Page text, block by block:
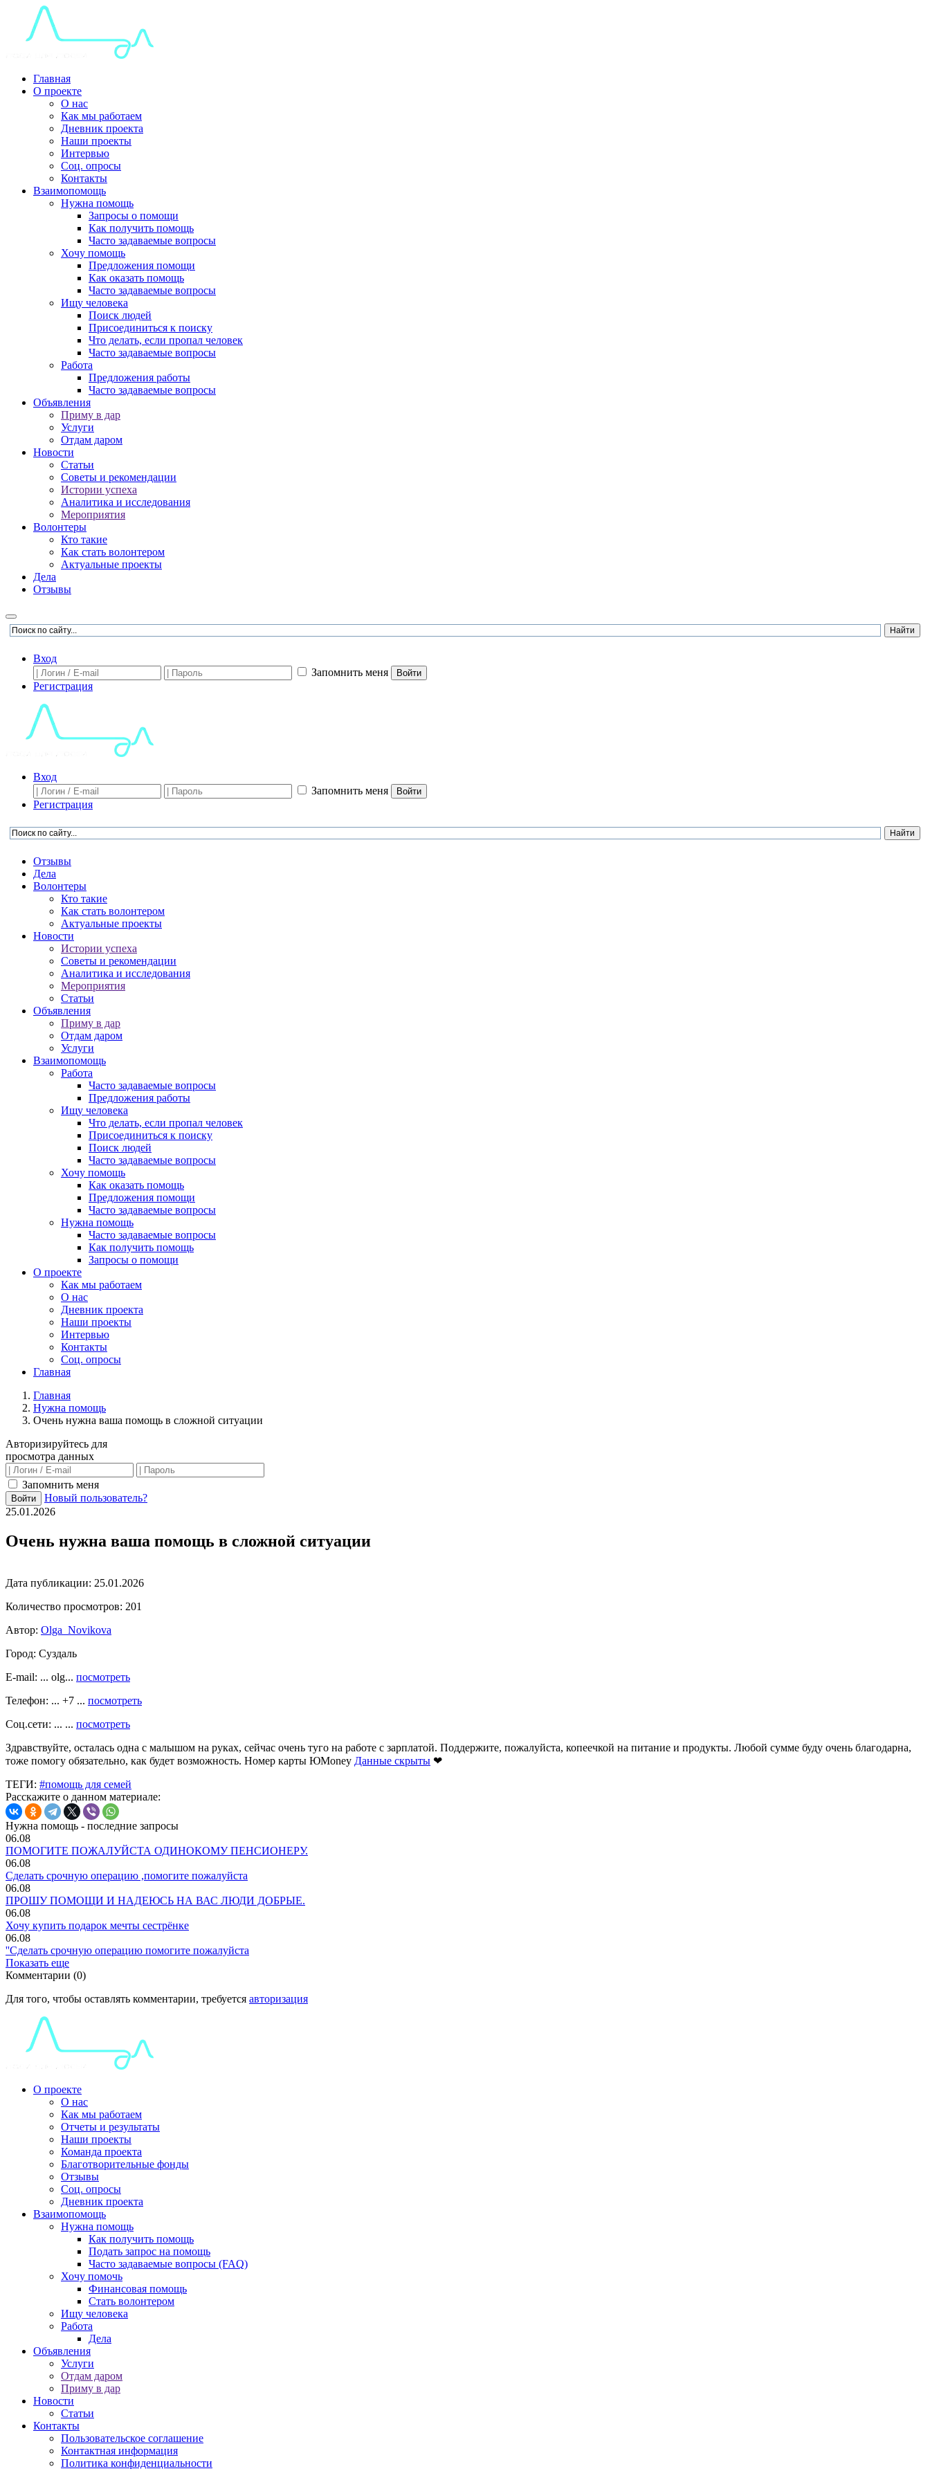
Главная
О проекте
О нас
Как мы работаем
Дневник проекта
Наши проекты
Интервью
Соц. опросы
Контакты
Взаимопомощь
Нужна помощь
Запросы о помощи
Как получить помощь
Часто задаваемые вопросы
Хочу помощь
Предложения помощи
Как оказать помощь
Часто задаваемые вопросы
Ищу человека
Поиск людей
Присоединиться к поиску
Что делать, если пропал человек
Часто задаваемые вопросы
Работа
Предложения работы
Часто задаваемые вопросы
Объявления
Приму в дар
Услуги
Отдам даром
Новости
Статьи
Советы и рекомендации
Истории успеха
Аналитика и исследования
Мероприятия
Волонтеры
Кто такие
Как стать волонтером
Актуальные проекты
Дела
Отзывы
Вход
Запомнить меня
Войти
Регистрация
Вход
Запомнить меня
Войти
Регистрация
Отзывы
Дела
Волонтеры
Кто такие
Как стать волонтером
Актуальные проекты
Новости
Истории успеха
Советы и рекомендации
Аналитика и исследования
Мероприятия
Статьи
Объявления
Приму в дар
Отдам даром
Услуги
Взаимопомощь
Работа
Часто задаваемые вопросы
Предложения работы
Ищу человека
Что делать, если пропал человек
Присоединиться к поиску
Поиск людей
Часто задаваемые вопросы
Хочу помощь
Как оказать помощь
Предложения помощи
Часто задаваемые вопросы
Нужна помощь
Часто задаваемые вопросы
Как получить помощь
Запросы о помощи
О проекте
Как мы работаем
О нас
Дневник проекта
Наши проекты
Интервью
Контакты
Соц. опросы
Главная
Главная
Нужна помощь
Очень нужна ваша помощь в сложной ситуации
Авторизируйтесь для
просмотра данных
Запомнить меня
Войти
Новый пользователь?
25.01.2026
Очень нужна ваша помощь в сложной ситуации
Дата публикации: 25.01.2026
Количество просмотров: 201
Автор: Olga_Novikova
Город: Суздаль
E-mail: ... olg... посмотреть
Телефон: ... +7 ... посмотреть
Соц.сети: ... ... посмотреть
Здравствуйте, осталась одна с малышом на руках, сейчас очень туго на работе с зарплатой. Поддержите, пожалуйста, копеечкой на питание и продукты. Любой сумме буду очень благодарна,
тоже помогу обязательно, как будет возможность. Номер карты ЮMoney Данные скрыты ❤
ТЕГИ: #помощь для семей
Расскажите о данном материале:
Нужна помощь - последние запросы
06.08
ПОМОГИТЕ ПОЖАЛУЙСТА ОДИНОКОМУ ПЕНСИОНЕРУ.
06.08
Сделать срочную операцию ,помогите пожалуйста
06.08
ПРОШУ ПОМОЩИ И НАДЕЮСЬ НА ВАС ЛЮДИ ДОБРЫЕ.
06.08
Хочу купить подарок мечты сестрёнке
06.08
''Сделать срочную операцию помогите пожалуйста
Показать еще
Комментарии (0)
Для того, чтобы оставлять комментарии, требуется авторизация
О проекте
О нас
Как мы работаем
Отчеты и результаты
Наши проекты
Команда проекта
Благотворительные фонды
Отзывы
Соц. опросы
Дневник проекта
Взаимопомощь
Нужна помощь
Как получить помощь
Подать запрос на помощь
Часто задаваемые вопросы (FAQ)
Хочу помочь
Финансовая помощь
Стать волонтером
Ищу человека
Работа
Дела
Объявления
Услуги
Отдам даром
Приму в дар
Новости
Статьи
Контакты
Пользовательское соглашение
Контактная информация
Политика конфиденциальности